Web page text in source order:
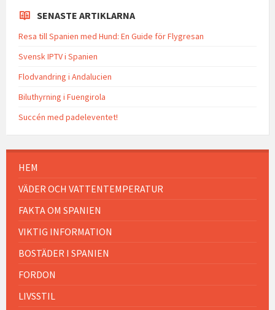
SENASTE ARTIKLARNA
Resa till Spanien med Hund: En Guide för Flygresan
Svensk IPTV i Spanien
Flodvandring i Andalucien
Biluthyrning i Fuengirola
Succén med padeleventet!
HEM
VÄDER OCH VATTENTEMPERATUR
FAKTA OM SPANIEN
VIKTIG INFORMATION
BOSTÄDER I SPANIEN
FORDON
LIVSSTIL